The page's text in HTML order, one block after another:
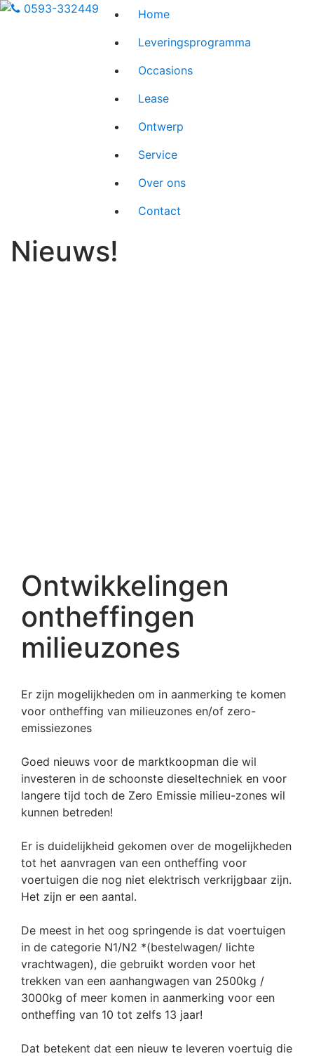
0593-332449
Home
Leveringsprogramma
Occasions
Lease
Ontwerp
Service
Over ons
Contact
Nieuws!
Ontwikkelingen
ontheffingen
milieuzones
Er zijn mogelijkheden om in aanmerking te komen
voor ontheffing van milieuzones en/of zero-
emissiezones
Goed nieuws voor de marktkoopman die wil
investeren in de schoonste dieseltechniek en voor
langere tijd toch de Zero Emissie milieu-zones wil
kunnen betreden!
Er is duidelijkheid gekomen over de mogelijkheden
tot het aanvragen van een ontheffing voor
voertuigen die nog niet elektrisch verkrijgbaar zijn.
Het zijn er een aantal.
De meest in het oog springende is dat voertuigen
in de categorie N1/N2 *(bestelwagen/ lichte
vrachtwagen), die gebruikt worden voor het
trekken van een aanhangwagen van 2500kg /
3000kg of meer komen in aanmerking voor een
ontheffing van 10 tot zelfs 13 jaar!
Dat betekent dat een nieuw te leveren voertuig die